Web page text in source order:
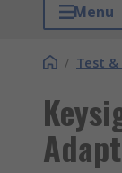
Menu
/ Test